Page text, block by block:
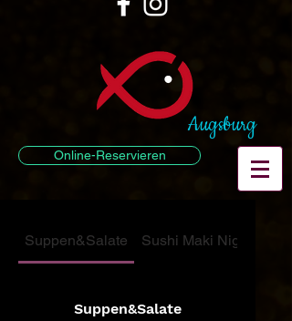
Augsburg
Online-Reservieren
Suppen&Salate Sushi Maki Nigiri
Suppen&Salate